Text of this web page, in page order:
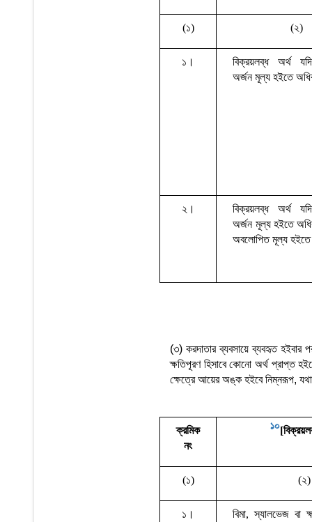
(১) (২)
১। বিক্রয়লব্ধ অর্থ
যদি
অর্জন মূল্য হইতে
২। বিক্রয়লব্ধ অর্থ
যদি
অর্জন মূল্য হইতে
অবলোপিত মূল্য হইতে
(৩) করদাতার ব্যবসায়ে ব্যবহৃত হইবার
ক্ষতিপূরণ হিসাবে কোনো অর্থ প্রাপ্ত
ক্ষেত্রে আয়ের অঙ্ক হইবে নিম্নরূপ,
ক্রমিক
নং
10[
(১) (২)
১। বিমা,স্যালভেজ বা